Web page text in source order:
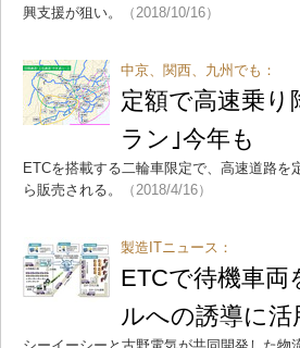
興支援が狙い。
（2018/10/16）
中京、関西、九州でも：
定額で高速乗
ラン｣今年も
ETCを搭載する二輪車限定で、高速道路
ら販売される。
（2018/4/16）
製造ITニュース：
ETCで待機車
ルへの誘導に活